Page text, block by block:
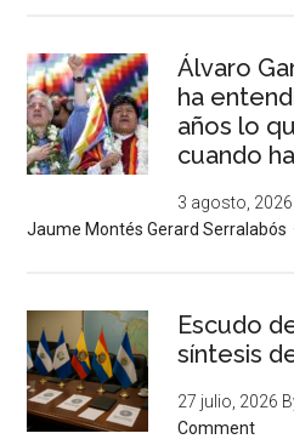
Álvaro
ha
años lo
cuando
3 agosto, 2026
Jaume Montés Gerard Serralabós
Escudo
síntesis
27 julio, 2026
Comment